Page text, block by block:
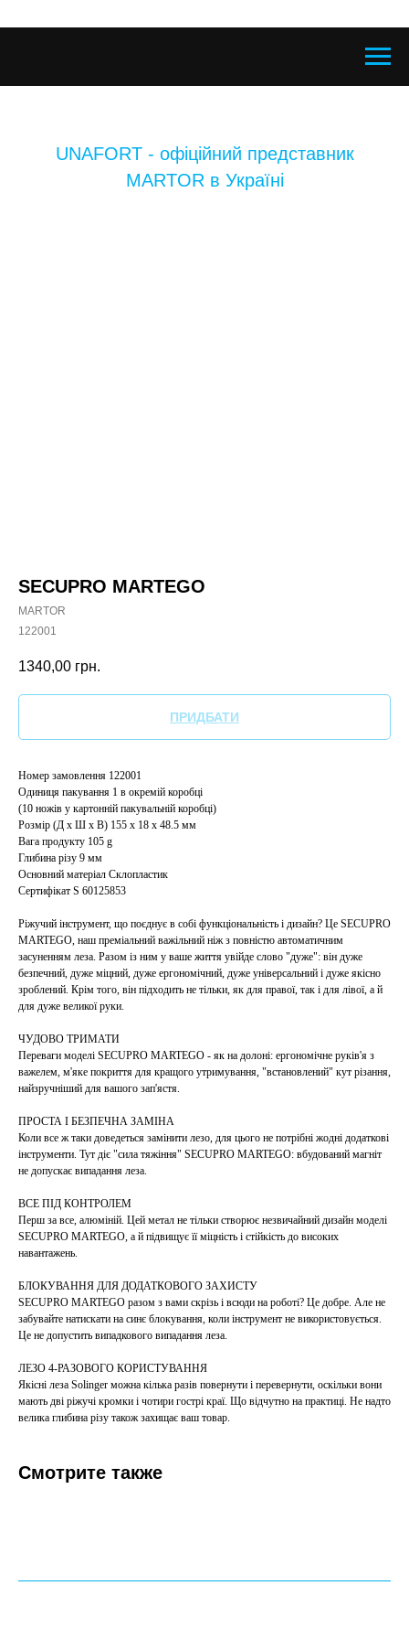
UNAFORT - офіційний представник
MARTOR в Україні
SECUPRO MARTEGO
MARTOR
122001​
1340,00 грн.
ПРИДБАТИ
Номер замовлення 122001
Одиниця пакування 1 в окремій коробці
(10 ножів у картонній пакувальній коробці)
Розмір (Д x Ш x В) 155 x 18 x 48.5 мм
Вага продукту 105 g
Глибина різу 9 мм
Основний матеріал Склопластик
Сертифікат S 60125853
Ріжучий інструмент, що поєднує в собі функціональність і дизайн? Це SECUPRO
MARTEGO, наш преміальний важільний ніж з повністю автоматичним
засуненням леза. Разом із ним у ваше життя увійде слово "дуже": він дуже
безпечний, дуже міцний, дуже ергономічний, дуже універсальний і дуже якісно
зроблений. Крім того, він підходить не тільки, як для правої, так і для лівої, а й
для дуже великої руки.
ЧУДОВО ТРИМАТИ
Переваги моделі SECUPRO MARTEGO - як на долоні: ергономічне руків'я з
важелем, м'яке покриття для кращого утримування, "встановлений" кут різання,
найзручніший для вашого зап'ястя.
ПРОСТА І БЕЗПЕЧНА ЗАМІНА
Коли все ж таки доведеться замінити лезо, для цього не потрібні жодні додаткові
інструменти. Тут діє "сила тяжіння" SECUPRO MARTEGO: вбудований магніт
не допускає випадання леза.
ВСЕ ПІД КОНТРОЛЕМ
Перш за все, алюміній. Цей метал не тільки створює незвичайний дизайн моделі
SECUPRO MARTEGO, а й підвищує її міцність і стійкість до високих
навантажень.
БЛОКУВАННЯ ДЛЯ ДОДАТКОВОГО ЗАХИСТУ
SECUPRO MARTEGO разом з вами скрізь і всюди на роботі? Це добре. Але не
забувайте натискати на синє блокування, коли інструмент не використовується.
Це не допустить випадкового випадання леза.
ЛЕЗО 4-РАЗОВОГО КОРИСТУВАННЯ
Якісні леза Solinger можна кілька разів повернути і перевернути, оскільки вони
мають дві ріжучі кромки і чотири гострі краї. Що відчутно на практиці. Не надто
велика глибина різу також захищає ваш товар.
Смотрите также